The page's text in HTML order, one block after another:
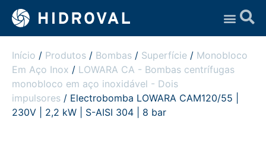
Início / Produtos / Bombas / Superfície / Monobloco
Em Aço Inox / LOWARA CA - Bombas centrífugas
monobloco em aço inoxidável - Dois
impulsores / Electrobomba LOWARA CAM120/55 |
230V | 2,2 kW | S-AISI 304 | 8 bar